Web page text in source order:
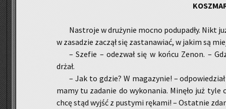
Na­stro­je w dru­ży­nie mocno pod­upa­dły. Nikt
w za­sa­dzie za­czął się za­sta­na­wiać, w jakim są
– Sze­fie – ode­zwał się w końcu Zenon. –
drżał.
– Jak to gdzie? W ma­ga­zy­nie! –
mamy tu za­da­nie do wy­ko­na­nia. Mi­nę­ło już
chcę stąd wyjść z pu­sty­mi rę­ka­mi! – Ostat­nie